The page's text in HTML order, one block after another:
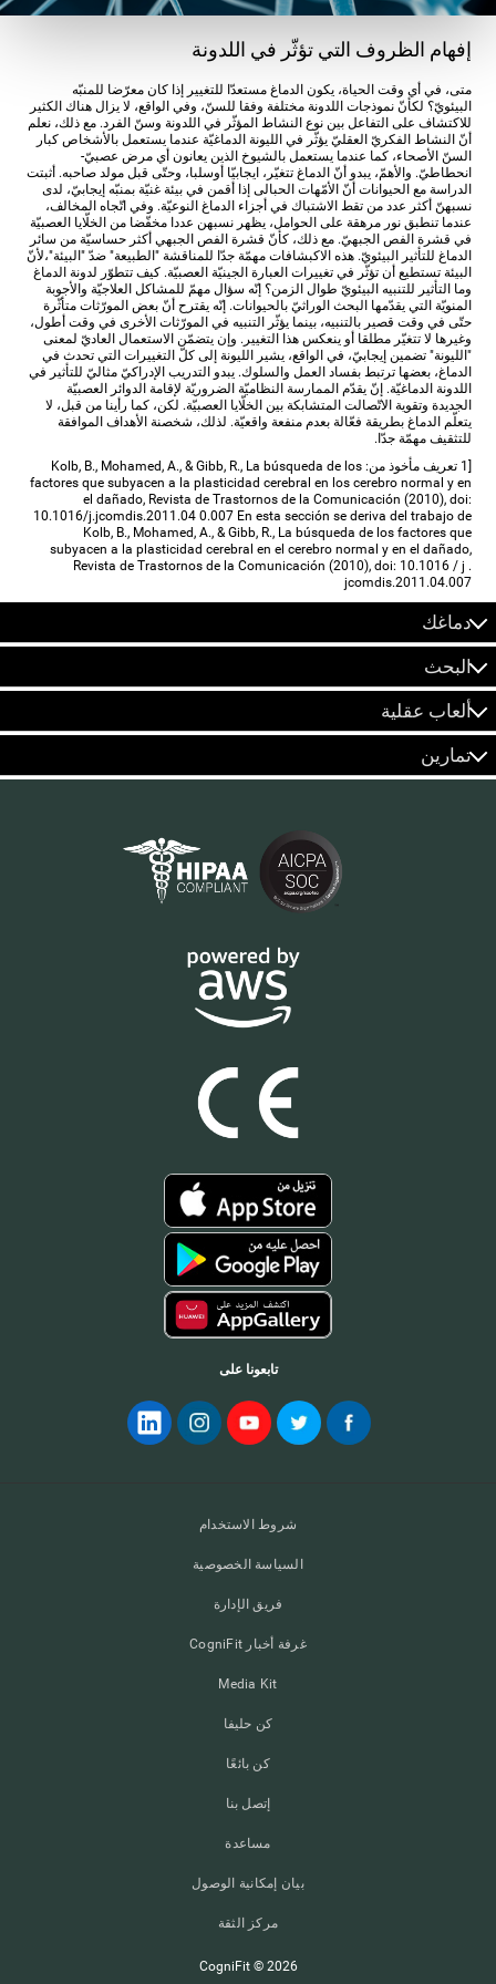
إفهام الظروف التي تؤثّر في اللدونة
متى، في أي وقت الحياة، يكون الدماغ مستعدّا للتغيير إذا كان معرّضا للمنبّه
البيئويّ؟ لكأنّ نموذجات اللدونة مختلفة وفقا للسنّ، وفي الواقع، لا يزال هناك الكثير
للاكتشاف على التفاعل بين نوع النشاط المؤثّر في اللدونة وسنّ الفرد. مع ذلك، نعلم
أنّ النشاط الفكريّ العقليّ يؤثّر في الليونة الدماغيّة عندما يستعمل بالأشخاص كبار
السنّ الأصحاء، كما عندما يستعمل بالشيوخ الذين يعانون أي مرض عصبيّ-
انحطاطيّ. والأهمّ، يبدو أنّ الدماغ تتغيّر، ايجابيّا أوسلبا، وحتّى قبل مولد صاحبه. أثبتت
الدراسة مع الحيوانات أنّ الأمّهات الحبالى إذا أقمن في بيئة غنيّة بمنبّه إيجابيّ، لدى
نسبهنّ أكثر عدد من تقط الاشتباك في أجزاء الدماغ النوعيّة. وفي اتّجاه المخالف،
عندما تنطبق نور مرهقة على الحوامل، يظهر نسبهن عددا مخفّضا من الخلّايا العصبيّة
في قشرة الفص الجبهيّ. مع ذلك، كأنّ قشرة الفص الجبهي أكثر حساسيّة من سائر
الدماغ للتأثير البيئويّ. هذه الاكبشافات مهمّة جدّا للمناقشة "الطبيعة" ضدّ "البيئة"،لأنّ
البيئة تستطيع أن تؤثّر في تغييرات العبارة الجينيّة العصبيّة. كيف تتطوّر لدونة الدماغ
وما التأثير للتنبيه البيئويّ طوال الزمن؟ إنّه سؤال مهمّ للمشاكل العلاجيّة والأجوبة
المنويّة التي يقدّمها البحث الوراثيّ بالحيوانات. إنّه يقترح أنّ بعض المورّثات متأثّرة
حتّى في وقت قصير بالتنبيه، بينما يؤثّر التنبيه في المورّثات الأخرى في وقت أطول،
وغيرها لا تتغيّر مطلقا أو ينعكس هذا التغيير. وإن يتضمّن الاستعمال العاديّ لمعنى
"الليونة" تضمين إيجابيّ، في الواقع، يشير الليونة إلى كلّ التغييرات التي تحدث في
الدماغ، بعضها ترتبط بفساد العمل والسلوك. يبدو التدريب الإدراكيّ مثاليّ للتأثير في
اللدونة الدماغيّة. إنّ يقدّم الممارسة النظاميّة الضروريّة لإقامة الدوائر العصبيّة
الجديدة وتقوية الاتّصالت المتشابكة بين الخلّايا العصبيّة. لكن، كما رأينا من قبل، لا
يتعلّم الدماغ بطريقة فعّالة بعدم منفعة واقعيّة. لذلك، شخصنة الأهداف الموافقة
للتثقيف مهمّة جدّا.
[1 تعريف مأخوذ من: Kolb, B., Mohamed, A., & Gibb, R., La búsqueda de los
factores que subyacen a la plasticidad cerebral en los cerebro normal y en
el dañado, Revista de Trastornos de la Comunicación (2010), doi:
10.1016/j.jcomdis.2011.04 0.007 En esta sección se deriva del trabajo de
Kolb, B., Mohamed, A., & Gibb, R., La búsqueda de los factores que
subyacen a la plasticidad cerebral en el cerebro normal y en el dañado,
Revista de Trastornos de la Comunicación (2010), doi: 10.1016 / j .
jcomdis.2011.04.007
دماغك
البحث
ألعاب عقلية
تمارين
تابعونا على
شروط الاستخدام
السياسة الخصوصية
فريق الإدارة
غرفة أخبار CogniFit
Media Kit
كن حليفا
كن بائعًا
إتصل بنا
مساعدة
بيان إمكانية الوصول
مركز الثقة
CogniFit © 2026